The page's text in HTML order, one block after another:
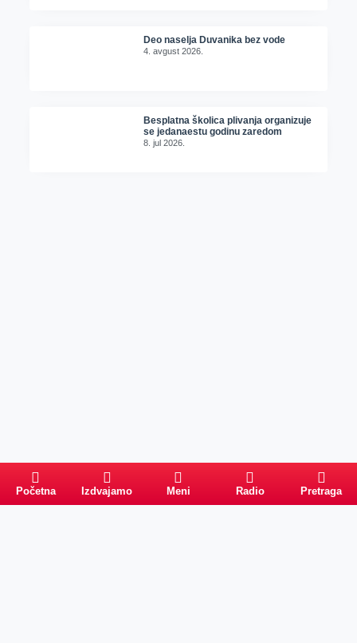
Deo naselja Duvanika bez vode
4. avgust 2026.
Besplatna školica plivanja organizuje
se jedanaestu godinu zaredom
8. jul 2026.
Početna Izdvajamo Meni Radio Pretraga